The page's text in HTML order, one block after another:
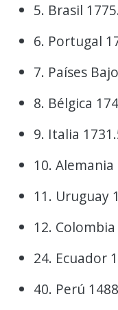
5. Brasil
6. Portugal
7. Países
8. Bélgica
9. Italia
10. Alemania
11. Uruguay
12.
24. Ecuador
40. Perú